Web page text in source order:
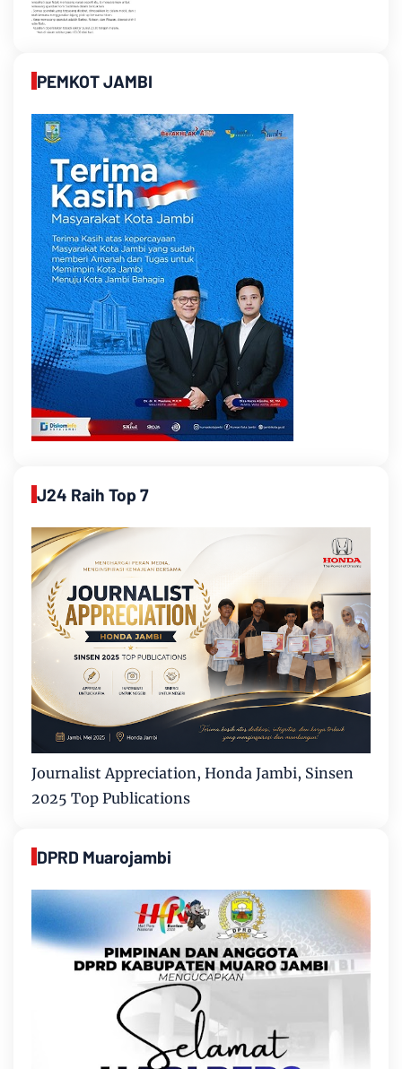
PEMKOT JAMBI
J24 Raih Top 7
Journalist Appreciation, Honda Jambi, Sinsen
2025 Top Publications
DPRD Muarojambi